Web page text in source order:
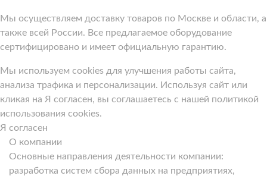
Мы осуществляем доставку товаров по Москве и области, а
также всей России. Все предлагаемое оборудование
сертифицировано и имеет официальную гарантию.
Мы используем cookies для улучшения работы сайта,
анализа трафика и персонализации. Используя сайт или
кликая на Я согласен, вы соглашаетесь с нашей политикой
использования cookies.
Я согласен
О компании
Основные направления деятельности компании:
разработка систем сбора данных на предприятиях,